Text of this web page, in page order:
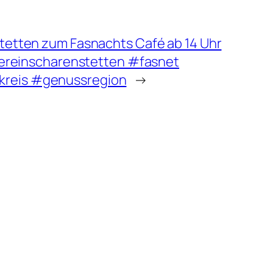
zum Fasnachts Café ab 14 Uhr
#fasnet
#genussregion →